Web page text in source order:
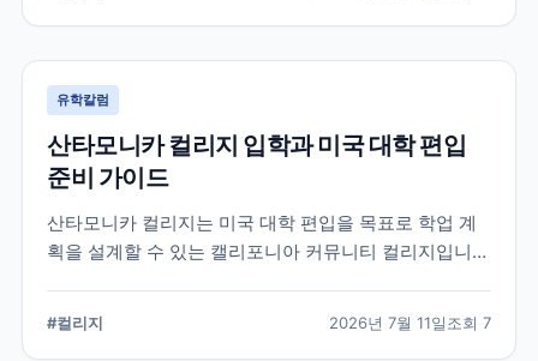
유학칼럼
산타모니카 컬리지 입학과 미국 대학 편입
준비 가이드
산타모니카 컬리지는 미국 대학 편입을 목표로 학업 계
획을 설계할 수 있는 캘리포니아 커뮤니티 컬리지입니
#컬리지 2026년 7월 11일조회 7